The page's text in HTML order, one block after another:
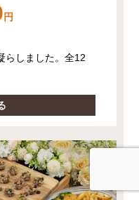
円
らしました。全12